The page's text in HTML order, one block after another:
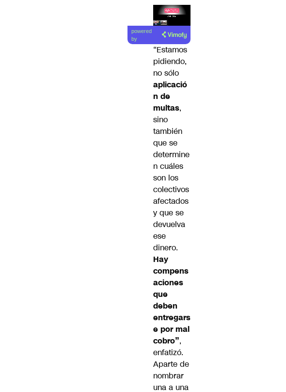
Lea el
artículo
powered
by
“Estamos
pidiendo,
no sólo
aplicació
n de
multas,
sino
también
que se
determine
n cuáles
son los
colectivos
afectados
y que se
devuelva
ese
dinero.
Hay
compens
aciones
que
deben
entregars
e por mal
cobro”,
enfatizó.
Aparte de
nombrar
una a una